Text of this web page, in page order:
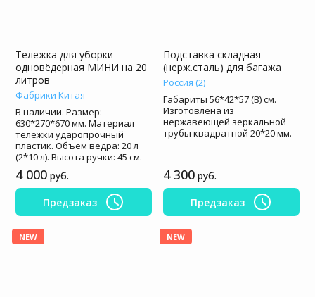
Тележка для уборки
одновёдерная МИНИ на 20
литров
Фабрики Китая
В наличии. Размер:
630*270*670 мм. Материал
тележки ударопрочный
пластик. Объем ведра: 20 л
(2*10 л). Высота ручки: 45 см.
4 000 руб.
Предзаказ
Подставка складная
(нерж.сталь) для багажа
Россия (2)
Габариты 56*42*57 (В) см.
Изготовлена из
нержавеющей зеркальной
трубы квадратной 20*20 мм.
4 300 руб.
Предзаказ
NEW NEW